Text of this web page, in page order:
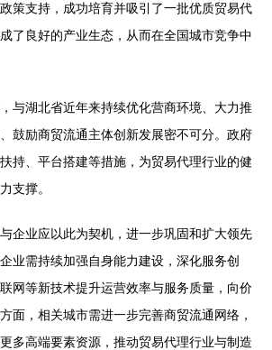
策支持，成功培育并吸引了一批优质贸易代
了良好的产业生态，从而在全国城市竞争中
与湖北省近年来持续优化营商环境、大力推
鼓励商贸流通主体创新发展密不可分。政府
持、平台搭建等措施，为贸易代理行业的健
支撑。
企业应以此为契机，进一步巩固和扩大领先
业需持续加强自身能力建设，深化服务创
网等新技术提升运营效率与服务质量，向价
面，相关城市需进一步完善商贸流通网络，
多高端要素资源，推动贸易代理行业与制造